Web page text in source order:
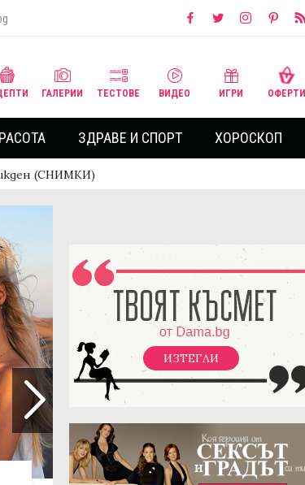
ГАЛЕРИИ ТЕСТОВЕ ВИДЕО ИГРИ ОФЕРТИ
ЗДРАВЕ И СПОРТ ХОРОСКОП
(СНИМКИ)
ИЗТЕГЛИ